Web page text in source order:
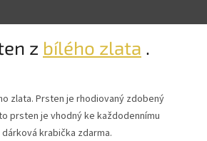
z bílého zlata .
zlata. Prsten je rhodiovaný zdobený
prsten je vhodný ke každodennímu
krabička zdarma.